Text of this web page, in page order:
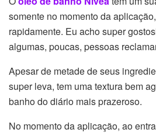
somente no momento da
rapidamente. Eu acho super
algumas, poucas, pessoas
Apesar de metade de seus
super leva, tem uma textura bem
banho do diário mais prazeroso.
No momento da aplicação, ao